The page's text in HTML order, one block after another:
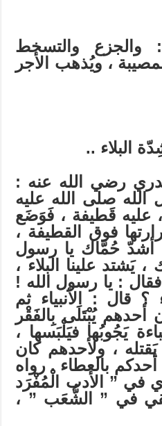
والجزع والتسخط
، ويُذهب الأجر
البلاء ..
رضي الله عنه :
صلى الله عليه
قَطيفة ، فَوَضَع
فوق القطيفة ،
أشدّ حُمَّاك يا رسول
يَشتد علينا البلاء ،
: يا رسول الله !
؟ قال : الأنبياء ثم
أحدهم يُبْتَلَى بِالفَقْر
يَجُوبُها فيَلْبَسها ،
، ولأحدهم كان
أحدكم بالعطاء . رواه
في ” الأدب الْمُفْرَد
في ” الشُّعَب ” ،